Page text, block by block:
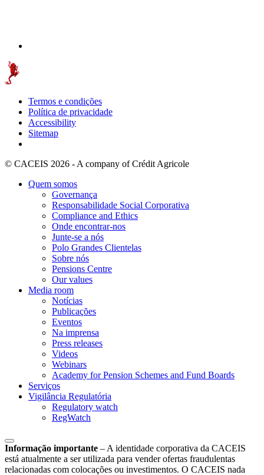
Termos e condições
Política de privacidade
Accessibility
Sitemap
© CACEIS 2026 - A company of Crédit Agricole
Quem somos
Governança
Responsabilidade Social Corporativa
Compliance and Ethics
Onde encontrar-nos
Junte-se a nós
Polo Grandes Clientelas
Sobre nós
Pensions Centre
Our values
Media room
Notícias
Publicações
Eventos
Na imprensa
Press releases
Videos
Webinars
Academy for Pension Schemes and Fund Boards
Serviços
Vigilância Regulatória
Regulatory watch
RegWatch
Informação importante – A identidade corporativa da CACEIS
está atualmente a ser utilizada para vender ofertas fraudulentas
relacionadas com colocações ou investimentos. O CACEIS nada